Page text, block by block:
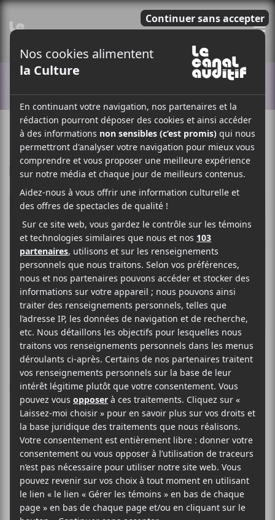
29 SEPTEMBRE 2020
PARELOÏSE LÉVEILLÉ-CHAGNON
/ FOLK
F
A
C
E
O
O
K
T
W
I
T
E
R
P
A
R
T
G
E
R
Andrew Bird
annonce un
album des fêtes
et partage un
nouveau simple